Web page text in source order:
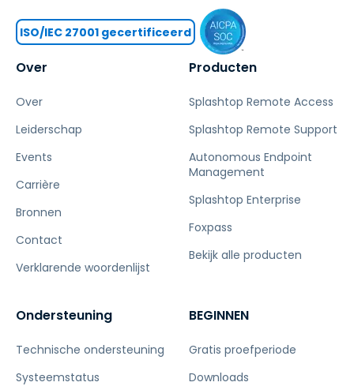
Over
Over
Leiderschap
Events
Carrière
Bronnen
Contact
Verklarende woordenlijst
Producten
Splashtop Remote Access
Splashtop Remote Support
Autonomous Endpoint
Management
Splashtop Enterprise
Foxpass
Bekijk alle producten
Ondersteuning
Technische ondersteuning
Systeemstatus
BEGINNEN
Gratis proefperiode
Downloads
ISO/IEC 27001 gecertificeerd